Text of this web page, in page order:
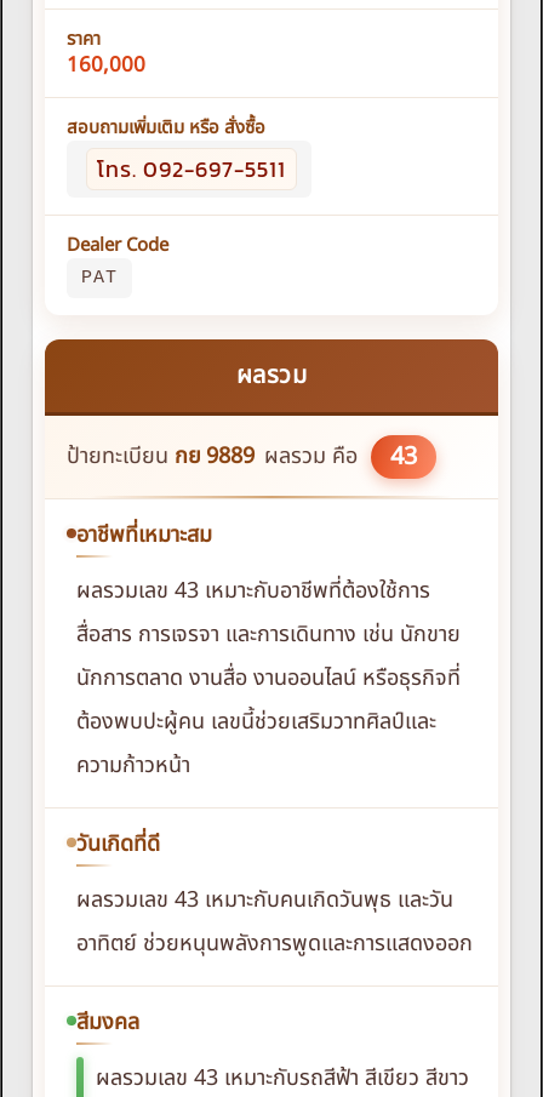
ราคา
160,000
สอบถามเพิ่มเติม หรือ สั่งซื้อ
โทร. 092-697-5511
Dealer Code
PAT
ผลรวม
ป้ายทะเบียน กย 9889 ผลรวม คือ 43
อาชีพที่เหมาะสม
ผลรวมเลข 43 เหมาะกับอาชีพที่ต้องใช้การ
สื่อสาร การเจรจา และการเดินทาง เช่น นักขาย
นักการตลาด งานสื่อ งานออนไลน์ หรือธุรกิจที่
ต้องพบปะผู้คน เลขนี้ช่วยเสริมวาทศิลป์และ
ความก้าวหน้า
วันเกิดที่ดี
ผลรวมเลข 43 เหมาะกับคนเกิดวันพุธ และวัน
อาทิตย์ ช่วยหนุนพลังการพูดและการแสดงออก
สีมงคล
ผลรวมเลข 43 เหมาะกับรถสีฟ้า สีเขียว สีขาว